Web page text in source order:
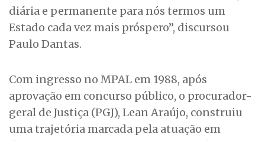
diária e permanente para nós termos um
Estado cada vez mais próspero”, discursou
Paulo Dantas.
Com ingresso no MPAL em 1988, após
aprovação em concurso público, o procurador-
geral de Justiça (PGJ), Lean Araújo, construiu
uma trajetória marcada pela atuação em